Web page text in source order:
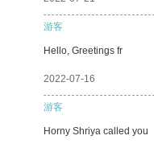
游客
Hello, Greetings fr
2022-07-16
游客
Horny Shriya called you